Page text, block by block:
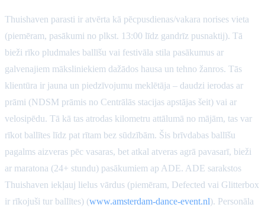
Thuishaven parasti ir atvērta kā pēcpusdienas/vakara norises vieta
(piemēram, pasākumi no plkst. 13:00 līdz gandrīz pusnaktij). Tā
bieži rīko pludmales ballīšu vai festivāla stila pasākumus ar
galvenajiem māksliniekiem dažādos hausa un tehno žanros. Tās
klientūra ir jauna un piedzīvojumu meklētāja – daudzi ierodas ar
prāmi (NDSM prāmis no Centrālās stacijas apstājas šeit) vai ar
velosipēdu. Tā kā tas atrodas kilometru attālumā no mājām, tas var
rīkot ballītes līdz pat rītam bez sūdzībām. Šis brīvdabas ballīšu
pagalms aizveras pēc vasaras, bet atkal atveras agrā pavasarī, bieži
ar maratona (24+ stundu) pasākumiem ap ADE. ADE sarakstos
Thuishaven iekļauj lielus vārdus (piemēram, Defected vai Glitterbox
ir rīkojuši tur ballītes) (www.amsterdam-dance-event.nl). Personāla